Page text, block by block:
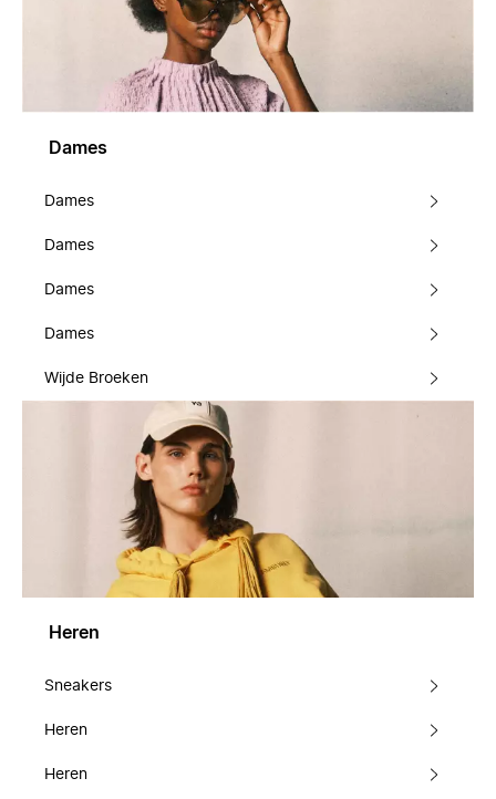
Dames
Dames
Dames
Dames
Dames
Wijde Broeken
Heren
Sneakers
Heren
Heren